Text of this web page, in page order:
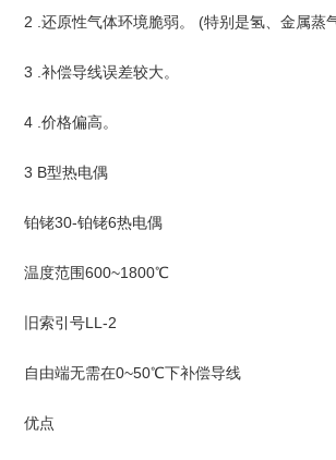
2 .还原性气体环境脆弱。 (特别是氢、金属蒸
3 .补偿导线误差较大。
4 .价格偏高。
3 B型热电偶
铂铑30-铂铑6热电偶
温度范围600~1800℃
旧索引号LL-2
自由端无需在0~50℃下补偿导线
优点